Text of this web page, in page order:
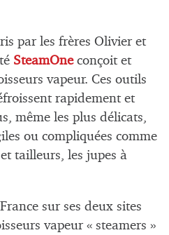
par les frères Olivier et
SteamOneconçoit et
vapeur. Ces outils
rapidement et
même les plus délicats,
ou compliquées comme
tailleurs, les jupes à
sur ses deux sites
vapeur « steamers »